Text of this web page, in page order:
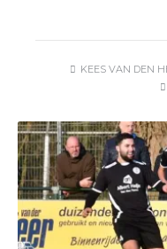
KEES VAN DEN